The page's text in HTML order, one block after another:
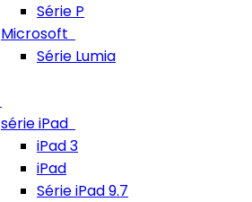
Série P
Microsoft
Série Lumia
série iPad
iPad 3
iPad
Série iPad 9.7